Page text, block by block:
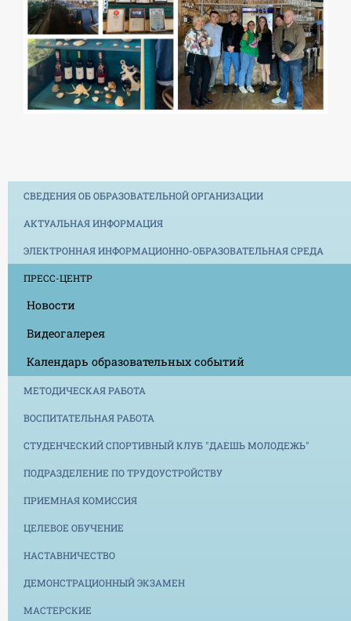
СВЕДЕНИЯ ОБ ОБРАЗОВАТЕЛЬНОЙ ОРГАНИЗАЦИИ
АКТУАЛЬНАЯ ИНФОРМАЦИЯ
ЭЛЕКТРОННАЯ ИНФОРМАЦИОННО-ОБРАЗОВАТЕЛЬНАЯ СРЕДА
ПРЕСС-ЦЕНТР
Новости
Видеогалерея
Календарь образовательных событий
МЕТОДИЧЕСКАЯ РАБОТА
ВОСПИТАТЕЛЬНАЯ РАБОТА
СТУДЕНЧЕСКИЙ СПОРТИВНЫЙ КЛУБ "ДАЕШЬ МОЛОДЕЖЬ"
ПОДРАЗДЕЛЕНИЕ ПО ТРУДОУСТРОЙСТВУ
ПРИЕМНАЯ КОМИССИЯ
ЦЕЛЕВОЕ ОБУЧЕНИЕ
НАСТАВНИЧЕСТВО
ДЕМОНСТРАЦИОННЫЙ ЭКЗАМЕН
МАСТЕРСКИЕ